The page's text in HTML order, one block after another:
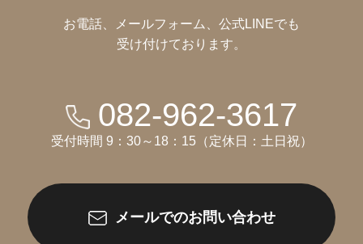
お電話、メールフォーム、公式LINEでも
受け付けております。
082-962-3617
受付時間 9：30～18：15（定休日：土日祝）
メールでのお問い合わせ